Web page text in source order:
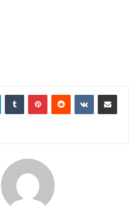
LinkedInTumblr PinterestReddit VKontakteShare via Email